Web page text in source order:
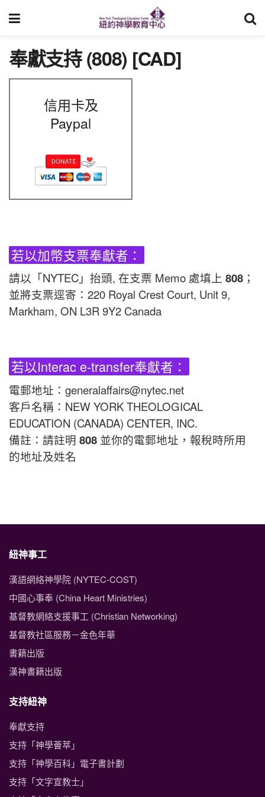
奉獻支持 (808) [CAD]
信用卡及
Paypal
若以加幣支票奉獻者：
請以「NYTEC」抬頭, 在支票 Memo 處填上 808 ；
並將支票逕寄：220 Royal Crest Court, Unit 9,
Markham, ON L3R 9Y2 Canada
若以Interac e-transfer奉獻者：
電郵地址：generalaffairs@nytec.net
客戶名稱：NEW YORK THEOLOGICAL
EDUCATION (CANADA) CENTER, INC.
備註：請註明 808 並你的電郵地址，報稅時所用
的地址及姓名
紐神事工
漢語網絡神學院 (NYTEC-COST)
中國心事奉 (China Heart Ministries)
基督教網絡支援事工 (Christian Networking)
基督教社區服務－金色年華
書籍出版
漢神書籍出版
支持紐神
奉獻支持
支持「神學薈萃」
支持「神學百科」電子書計劃
支持「文字宣教士」